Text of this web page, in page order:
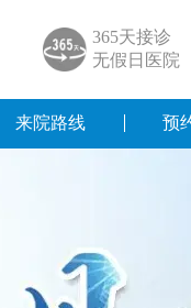
365天接诊
无假日医院
来院路线 预